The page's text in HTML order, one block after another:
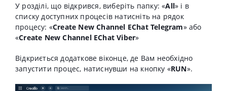
У розділі, що відкрився, виберіть папку: «All» і в
списку доступних процесів натисніть на рядок
процесу: «Create New Channel EChat Telegram» або
«Create New Channel EChat Viber»
Відкриється додаткове віконце, де Вам необхідно
запустити процес, натиснувши на кнопку «RUN».